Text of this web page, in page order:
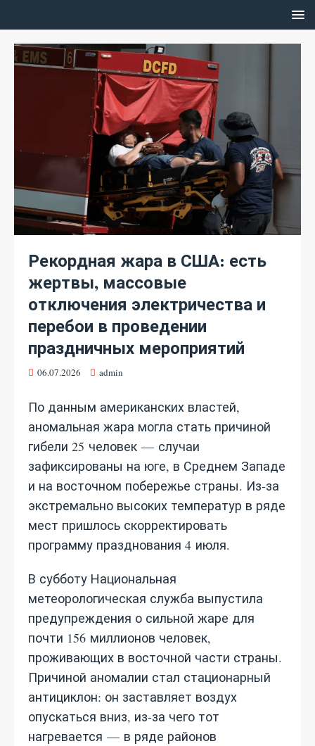
Рекордная жара в США: есть
жертвы, массовые
отключения электричества и
перебои в проведении
праздничных мероприятий
06.07.2026 admin
По данным американских властей,
аномальная жара могла стать причиной
гибели 25 человек — случаи
зафиксированы на юге, в Среднем Западе
и на восточном побережье страны. Из‑за
экстремально высоких температур в ряде
мест пришлось скорректировать
программу празднования 4 июля.
В субботу Национальная
метеорологическая служба выпустила
предупреждения о сильной жаре для
почти 156 миллионов человек,
проживающих в восточной части страны.
Причиной аномалии стал стационарный
антициклон: он заставляет воздух
опускаться вниз, из‑за чего тот
нагревается — в ряде районов